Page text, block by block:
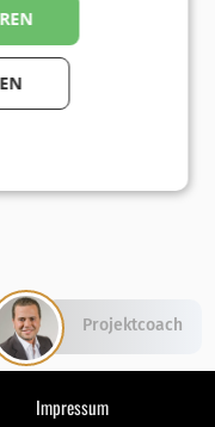
Impressum
Projektcoach